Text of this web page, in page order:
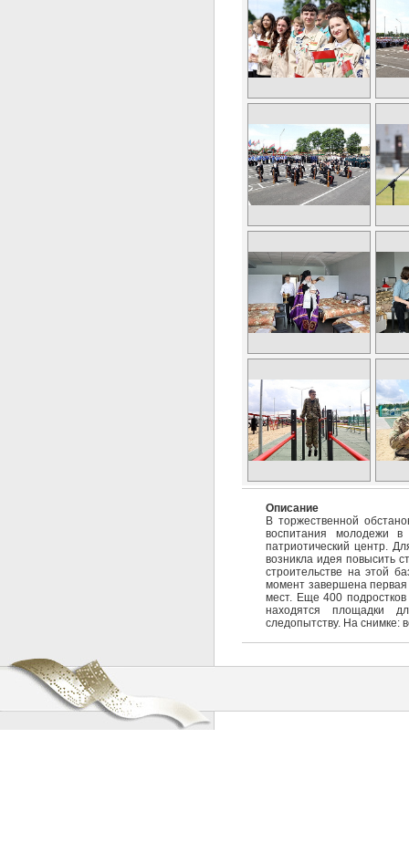
Описание
В торжественной
воспитания молодежи в
патриотический центр.
возникла идея повысить
строительстве на этой
момент завершена первая
мест. Еще 400
находятся площадки
следопытству. На